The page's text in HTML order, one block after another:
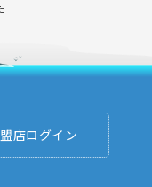
店ログイン